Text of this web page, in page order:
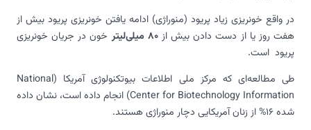
در واقع خونریزی زیاد پریود (منوراژی) ادامه یافتن خونریزی پریود بیش از
هفت روز یا از دست دادن بیش از 80 میلی‌لیتر
خون در جریان خونریزی
پریود است.
طی مطالعه‌ای که مرکز ملی اطلاعات بیوتکنولوژی آمریکا (National
Center for Biotechnology Information) انجام داده است، نشان داده
شده 16% از زنان آمریکایی دچار
منوراژی هستند.